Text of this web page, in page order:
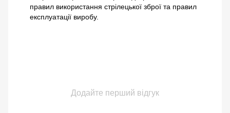
правил використання стрілецької зброї та правил
експлуатації виробу.
Додайте перший відгук